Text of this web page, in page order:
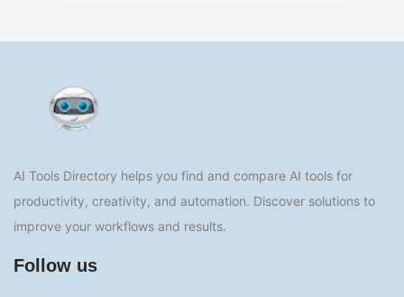
AI Tools Directory helps you find and compare AI tools for
productivity, creativity, and automation. Discover solutions to
improve your workflows and results.
Follow us